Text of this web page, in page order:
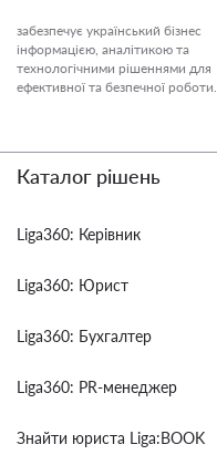
забезпечує український бізнес
інформацією, аналітикою та
технологічними рішеннями для
ефективної та безпечної роботи.
Каталог рішень
Liga360: Керівник
Liga360: Юрист
Liga360: Бухгалтер
Liga360: PR-менеджер
Знайти юриста Liga:BOOK